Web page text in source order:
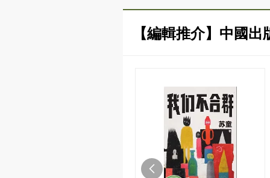
【編輯推介】中國